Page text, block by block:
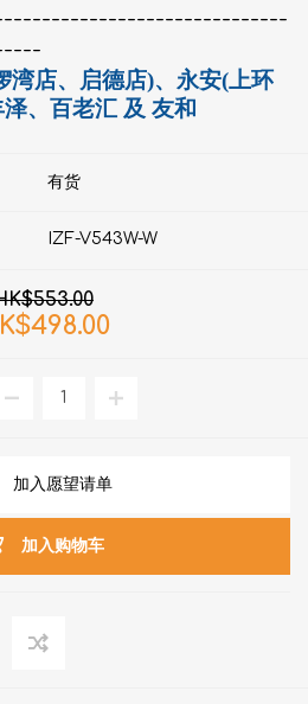
湾店、启德店)、永安(上环
、百老汇 及 友和
有货
IZF-V543W-W
加入愿望请单
加入购物车